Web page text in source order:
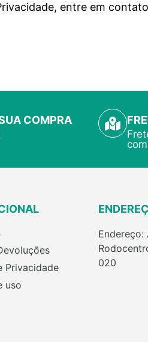
entre em
COMPRA
Privacidade
uso
Endereço:
020